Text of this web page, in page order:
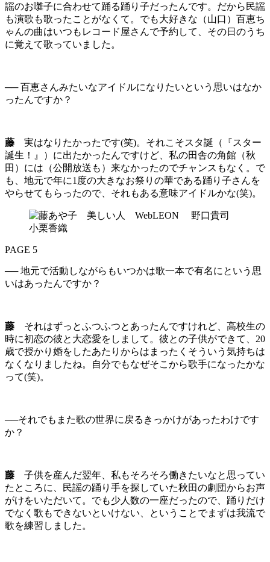
謡のお囃子に合わせて踊る踊り子だったんです。だから民謡
も演歌も歌ったことがなくて。でも大好きな（山口）百恵ち
ゃんの曲はいつもレコード屋さんで予約して、その日のうち
に覚えて歌っていました。
── 百恵さんみたいなアイドルになりたいという思いはなか
ったんですか？
藤 実はなりたかったです(笑)。それこそスタ誕（『スター
誕生！』）に出たかったんですけど、私の田舎の角館（秋
田）には（公開放送も）来なかったのでチャンスもなく。で
も、地元で年に1度の大きなお祭りの華である踊り子さんを
やらせてもらったので、それもある意味アイドルかな(笑)。
PAGE 5
── 地元で活動しながらもいつかは歌一本で有名にという思
いはあったんですか？
藤 それはずっとふつふつとあったんですけれど、高校生の
時に初恋の彼と大恋愛をしまして。彼との子供ができて、20
歳で授かり婚をしたあたりからはまったくそういう気持ちは
なくなりましたね。自分でもなぜそこから歌手になったかな
って(笑)。
──それでもまた歌の世界に戻るきっかけがあったわけです
か？
藤 子供を産んだ翌年、私もそろそろ働きたいなと思ってい
たところに、民謡の踊り手を探していた秋田の劇団からお声
がけをいただいて。でも少人数の一座だったので、踊りだけ
でなく歌もできないといけない、ということでまずは我流で
歌を練習しました。